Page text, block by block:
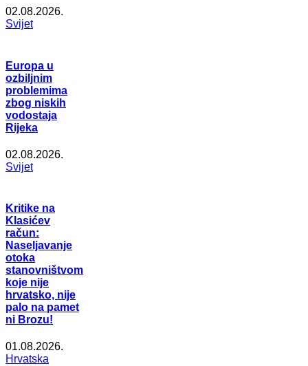
02.08.2026.
Svijet
Europa u
ozbiljnim
problemima
zbog niskih
vodostaja
Rijeka
02.08.2026.
Svijet
Kritike na
Klasićev
račun:
Naseljavanje
otoka
stanovništvom
koje nije
hrvatsko, nije
palo na pamet
ni Brozu!
01.08.2026.
Hrvatska